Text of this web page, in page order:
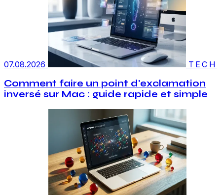
07.08.2026 TECH
Comment faire un point d'exclamation
inversé sur Mac : guide rapide et simple